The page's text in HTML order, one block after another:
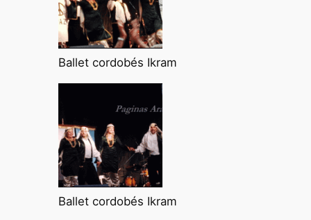
Ballet cordobés Ikram
Ballet cordobés Ikram